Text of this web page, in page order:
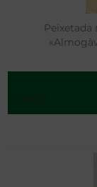
Peixetada